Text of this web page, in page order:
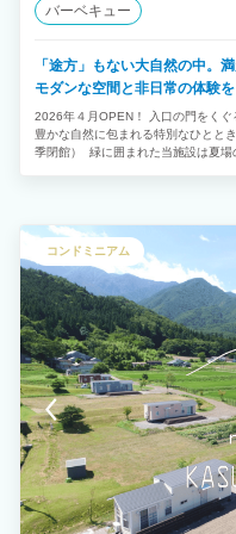
バーベキュー
「途方」もない大自然の中。
モダンな空間と非日常の体験を
2026年４月OPEN！ 入口の門をくぐ
豊かな自然に包まれる特別なひとと
季閉館） 緑に囲まれた当施設は夏場
コンドミニアム